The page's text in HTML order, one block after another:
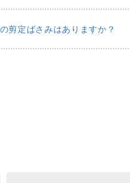
剪定ばさみはありますか？